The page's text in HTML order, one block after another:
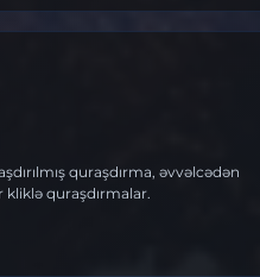
quraşdırma, əvvəlcədən
quraşdırmalar.